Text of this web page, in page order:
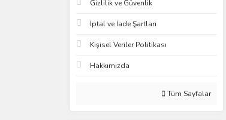
Gizlilik ve Güvenlik
İptal ve İade Şartları
Kişisel Veriler Politikası
Hakkımızda
Tüm Sayfalar